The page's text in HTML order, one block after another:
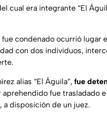
cual era integrante “El
condenado ocurrió
con dos individuos,
alias “El Águila”, fue
aprehendido fue trasladado
a disposición de un juez.